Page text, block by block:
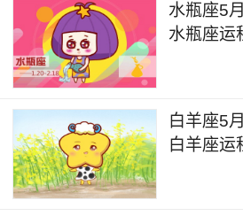
定程度上会缓解感情恋爱相关
几周的时间可以尝试向另一半
过物质的方式来提升双方感情
另外也可以尝试动手为另一半
4月29日，金星进入金牛座
个人的投资、理财、资金收益
水瓶座5
水瓶座运
白羊座5
白羊座运